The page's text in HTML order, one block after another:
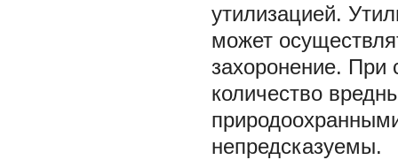
утилизацией.
может
захоронение. При
количество
непредсказуемы.